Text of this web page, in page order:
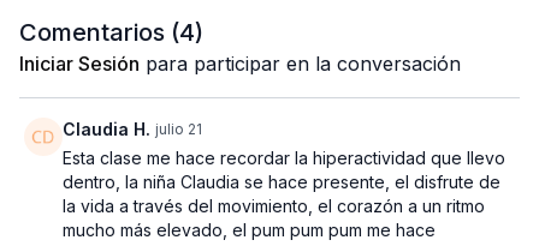
🌙Segunda mitad:
Entrarás en una práctica introspectiva con elementos de yin
yoga, pranayama y acupresión, recargando física, mental y
emocionalmente, mientras calmas tu sistema nervioso.
🌀Beneficios de esta serie:
✅ Movimiento activo y desafiante (flow, fuerza y
acondicionamiento).
✅ Práctica pasiva y restaurativa (yin, restaurativo, pranayama,
Comentarios (4)
Iniciar Sesión para participar en la conversación
Claudia H. julio 21
Esta clase me hace recordar la hiperactividad que llevo
dentro, la niña Claudia se hace presente, el disfrute de
la vida a través del movimiento, el corazón a un ritmo
mucho más elevado, el pum pum pum me hace